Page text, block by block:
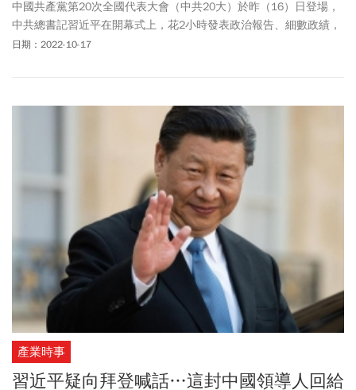
中國共產黨第20次全國代表大會（中共20大）於昨（16）日登場，
中共總書記習近平在開幕式上，花2小時發表政治報告、細數政績，
並強調「解決台灣問題，是中國人自己的事，要由中國人來決
題等3顆「定時炸彈」，恐對中共政權，帶來嚴重打擊，甚至使「反
日期：2022-10-17
產業時事
習近平疑向拜登喊話…這封中國領導人回給